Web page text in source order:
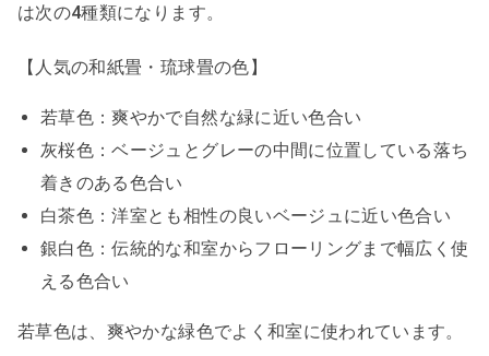
は次の4種類になります。
【人気の和紙畳・琉球畳の色】
若草色：爽やかで自然な緑に近い色合い
灰桜色：ベージュとグレーの中間に位置している落ち
着きのある色合い
白茶色：洋室とも相性の良いベージュに近い色合い
銀白色：伝統的な和室からフローリングまで幅広く使
える色合い
若草色は、爽やかな緑色でよく和室に使われています。